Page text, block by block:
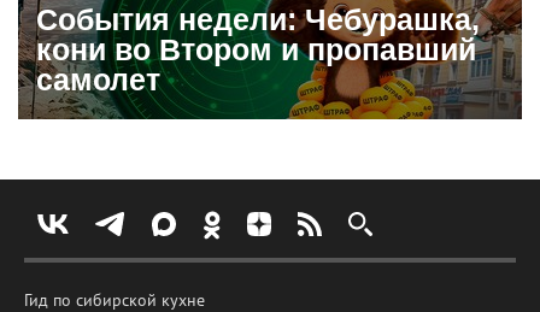
События недели: Чебурашка,
кони во Втором и пропавший
самолет
Гид по сибирской кухне